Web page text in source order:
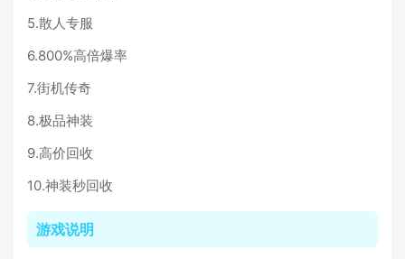
5.散人专服
6.800%高倍爆率
7.街机传奇
8.极品神装
9.高价回收
10.神装秒回收
游戏说明